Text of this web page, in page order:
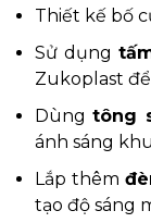
Thiết kế bố
Sử dụng
Zukoplast
Dùngtông
ánh sáng
Lắp thêm
tạo độ sáng